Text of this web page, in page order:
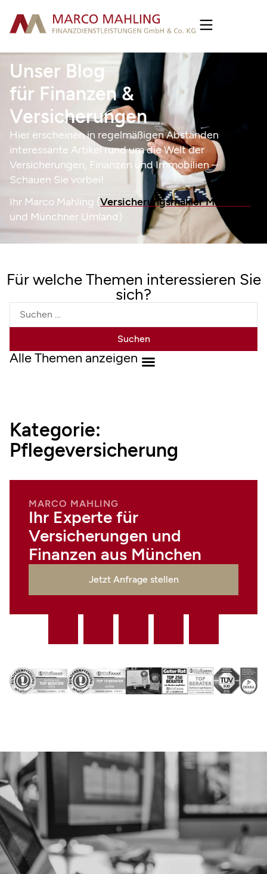
Unser Blog
für Finanzen &
Versicherungen
Hier erscheinen in regelmäßigen Abständen
interessante Artikel rund um die Welt der
Versicherungen, Finanzen und Immobilien –
Schauen Sie vorbei!
Ihr Marco Mahling (Versicherungsmakler München
und Münchner Umland)
Für welche Themen interessieren Sie
sich?
Alle Themen anzeigen
Kategorie:
Pflegeversicherung
MARCO MAHLING
Ihr Experte für
Versicherungen und
Finanzen aus München
Jetzt Anfrage stellen